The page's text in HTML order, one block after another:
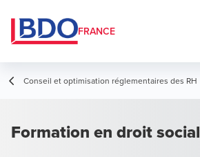
FRANCE
Conseil et optimisation réglementaires des RH
Formation en droit social